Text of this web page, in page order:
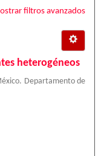
filtros avanzados
heterogéneos
Departamento de